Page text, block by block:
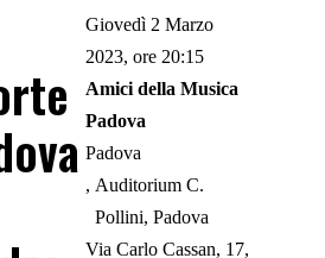
Giovedì 2 Marzo
2023, ore 20:15
Amici della Musica
Padova
Padova
Auditorium C.
Pollini, Padova
Via Carlo Cassan, 17,